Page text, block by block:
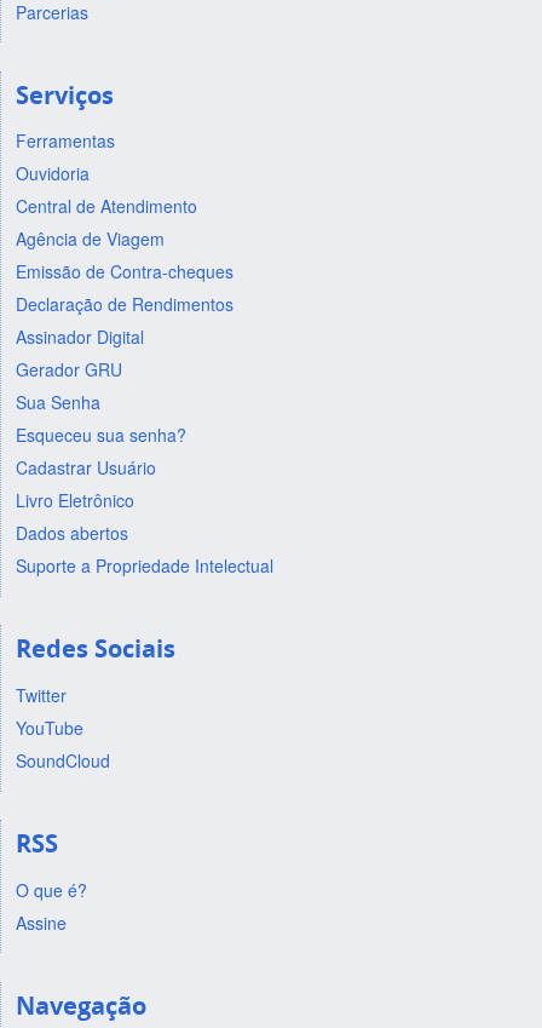
Parcerias
Serviços
Ferramentas
Ouvidoria
Central de Atendimento
Agência de Viagem
Emissão de Contra-cheques
Declaração de Rendimentos
Assinador Digital
Gerador GRU
Sua Senha
Esqueceu sua senha?
Cadastrar Usuário
Livro Eletrônico
Dados abertos
Suporte a Propriedade Intelectual
Redes Sociais
Twitter
YouTube
SoundCloud
RSS
O que é?
Assine
Navegação